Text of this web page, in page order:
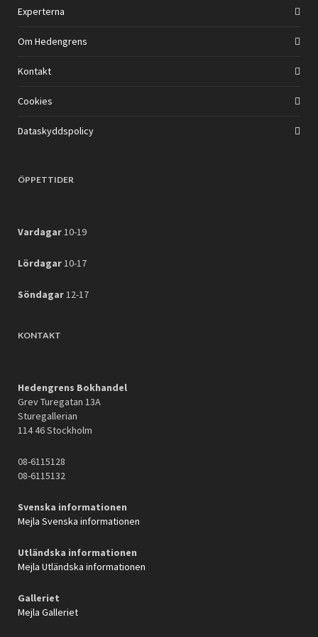
Experterna
Om Hedengrens
Kontakt
Cookies
Dataskyddspolicy
ÖPPETTIDER
Vardagar10-19
Lördagar10-17
Söndagar12-17
KONTAKT
Hedengrens Bokhandel
Grev Turegatan 13A
Sturegallerian
114 46 Stockholm
08-6115128
08-6115132
Svenska informationen
Mejla Svenska informationen
Utländska informationen
Mejla Utländska informationen
Galleriet
Mejla Galleriet